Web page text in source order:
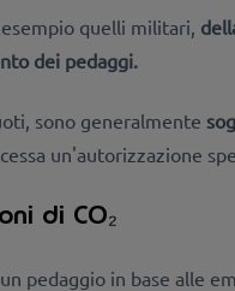
quelli militari,
dei pedaggi.
sono generalmente
un'autorizzazione
di CO₂
pedaggio in base alle